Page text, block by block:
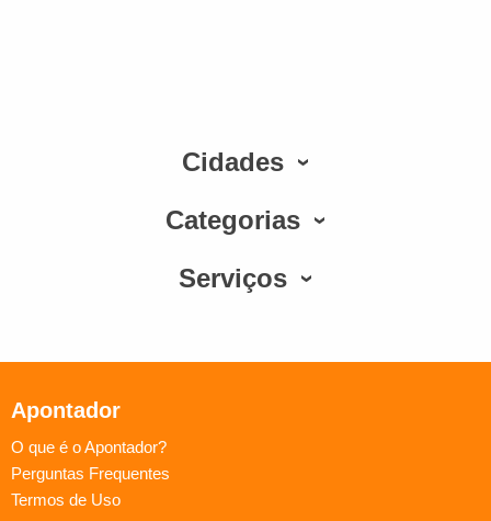
Cidades
Categorias
Serviços
Apontador
O que é o Apontador?
Perguntas Frequentes
Termos de Uso